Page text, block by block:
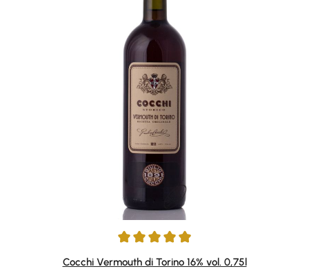
Durchschnittliche Bewertung von 4.94 von 5 Sternen
Cocchi Vermouth di Torino 16% vol. 0,75l